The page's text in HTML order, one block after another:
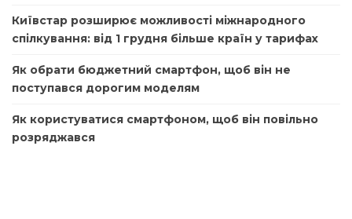
Київстар розширює можливості міжнародного
спілкування: від 1 грудня більше країн у тарифах
Як обрати бюджетний смартфон, щоб він не
поступався дорогим моделям
Як користуватися смартфоном, щоб він повільно
розряджався